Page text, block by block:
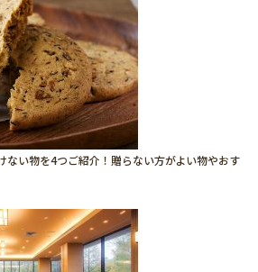
ない物を4つご紹介！贈らない方がよい物やおす